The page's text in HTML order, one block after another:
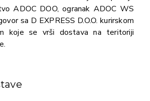
ADOC DOO, ogranak ADOC WS
sa D EXPRESS D.O.O. kurirskom
koje se vrši dostava na teritoriji